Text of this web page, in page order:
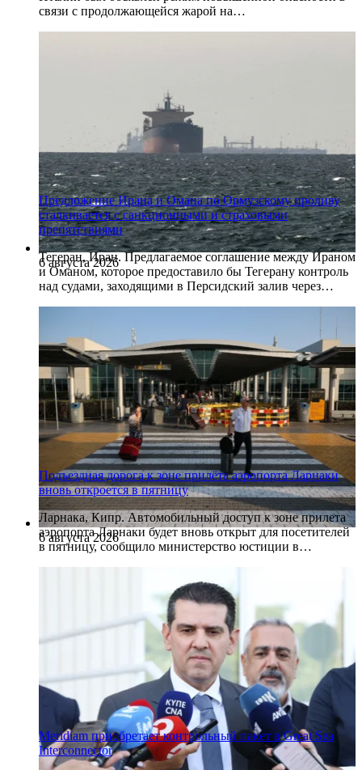
связи с продолжающейся жарой на…
6 августа 2026
Предложение Ирана и Омана по Ормузскому проливу
сталкивается с санкционными и страховыми
препятствиями
Тегеран, Иран. Предлагаемое соглашение между Ираном
и Оманом, которое предоставило бы Тегерану контроль
над судами, заходящими в Персидский залив через…
6 августа 2026
Подъездная дорога к зоне прилёта аэропорта Ларнаки
вновь откроется в пятницу
Ларнака, Кипр. Автомобильный доступ к зоне прилета
аэропорта Ларнаки будет вновь открыт для посетителей
в пятницу, сообщило министерство юстиции в…
Meridiam приобретает контрольный пакет в Great Sea
Interconnector